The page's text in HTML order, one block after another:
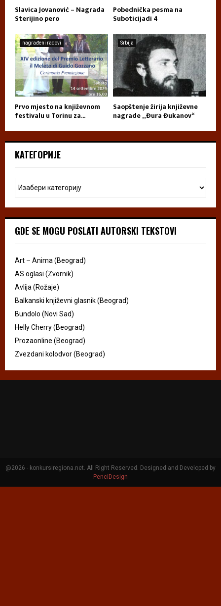
Slavica Jovanović – Nagrada
Sterijino pero
Pobednička pesma na
Suboticijadi 4
nagrađeni radovi
Prvo mjesto na književnom
festivalu u Torinu za...
Srbija
Saopštenje žirija književne
nagrade „Đura Đukanov“
КАТЕГОРИЈЕ
GDE SE MOGU POSLATI AUTORSKI TEKSTOVI
Art – Anima (Beograd)
AS oglasi (Zvornik)
Avlija (Rožaje)
Balkanski književni glasnik (Beograd)
Bundolo (Novi Sad)
Helly Cherry (Beograd)
Prozaonline (Beograd)
Zvezdani kolodvor (Beograd)
@2026 - konkursiregiona.net. All Right Reserved. Designed and Developed by
PenciDesign